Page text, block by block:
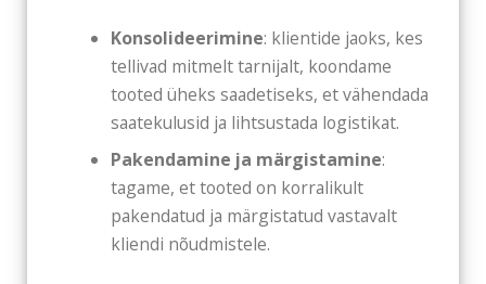
Konsolideerimine: klientide jaoks, kes
tellivad mitmelt tarnijalt, koondame
tooted üheks saadetiseks, et vähendada
saatekulusid ja lihtsustada logistikat.
Pakendamine ja märgistamine:
tagame, et tooted on korralikult
pakendatud ja märgistatud vastavalt
kliendi nõudmistele.